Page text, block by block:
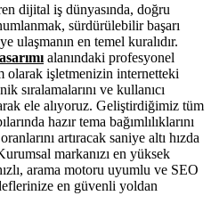
dijital iş dünyasında, doğru
sürdürülebilir başarı
ulaşmanın en temel kuralıdır.
alanındaki profesyonel
olarak işletmenizin internetteki
sıralamalarını ve kullanıcı
ele alıyoruz. Geliştirdiğimiz tüm
hazır tema bağımlılıklarını
artıracak saniye altı hızda
markanızı en yüksek
arama motoru uyumlu ve SEO
en güvenli yoldan